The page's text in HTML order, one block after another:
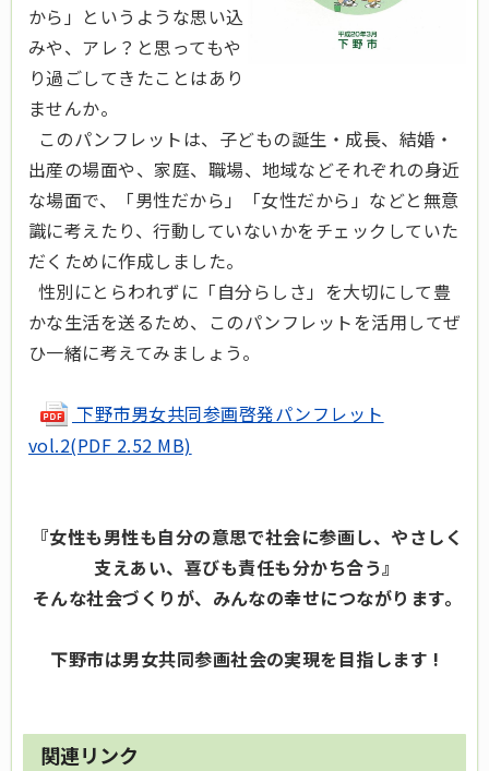
から」というような思い込
みや、アレ？と思ってもや
り過ごしてきたことはあり
ませんか。
このパンフレットは、子どもの誕生・成長、結婚・
出産の場面や、家庭、職場、地域などそれぞれの身近
な場面で、「男性だから」「女性だから」などと無意
識に考えたり、行動していないかをチェックしていた
だくために作成しました。
性別にとらわれずに「自分らしさ」を大切にして豊
かな生活を送るため、このパンフレットを活用してぜ
ひ一緒に考えてみましょう。
下野市男女共同参画啓発パンフレット
vol.2(PDF 2.52 MB)
『女性も男性も自分の意思で社会に参画し、やさしく
支えあい、喜びも責任も分かち合う』
そんな社会づくりが、みんなの幸せにつながります。
下野市は男女共同参画社会の実現を目指します !
関連リンク